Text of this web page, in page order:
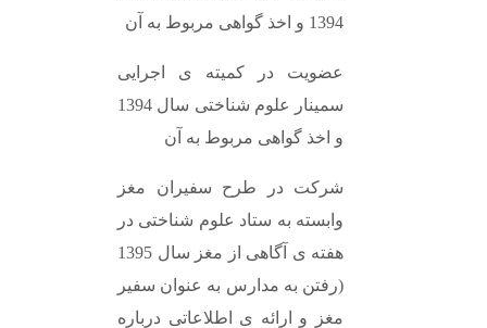
1394 و اخذ گواهی مربوط به آن
عضویت در کمیته ی اجرایی
سمینار علوم شناختی سال 1394
و اخذ گواهی مربوط به آن
شرکت در طرح سفیران مغز
وابسته به ستاد علوم شناختی در
هفته ی آگاهی از مغز سال 1395
(رفتن به مدارس به عنوان سفیر
مغز و ارائه ی اطلاعاتی درباره